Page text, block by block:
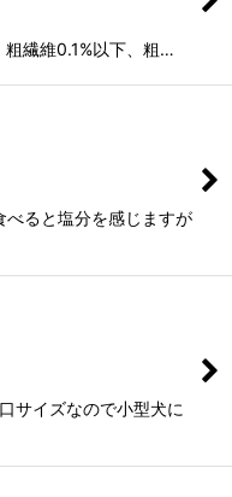
繊維0.1%以下、粗…
ると塩分を感じますが
サイズなので小型犬に